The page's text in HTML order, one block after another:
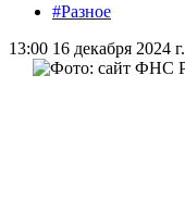
#Разное
13:00 16 декабря 2024 г.